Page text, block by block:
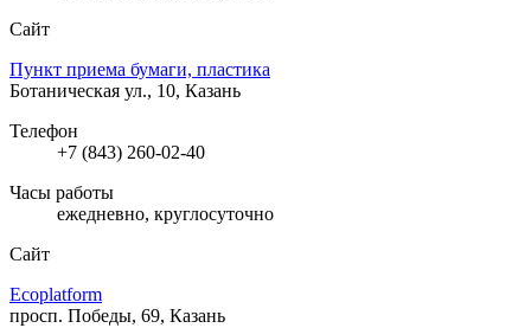
Сайт
Пункт приема бумаги, пластика
Ботаническая ул., 10, Казань
Телефон
+7 (843) 260-02-40
Часы работы
ежедневно, круглосуточно
Сайт
Ecoplatform
просп. Победы, 69, Казань